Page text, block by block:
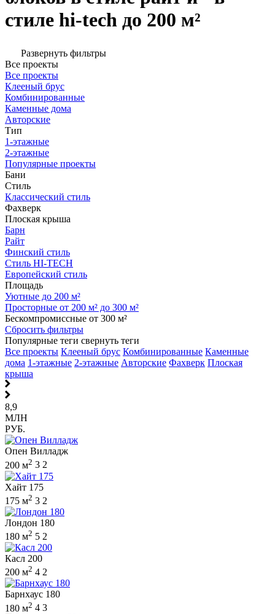
стиле hi-tech до 200 м²
Развернуть фильтры
Все проекты
Все проекты
Клееный брус
Комбинированные
Каменные дома
Авторские
Тип
1-этажные
2-этажные
Популярные проекты
Бани
Стиль
Классический стиль
Фахверк
Плоская крыша
Барн
Райт
Финский стиль
Стиль HI-TECH
Европейский стиль
Площадь
Уютные до 200 м²
Просторные от 200 м² до 300 м²
Бескомпромиссные от 300 м²
Сбросить фильтры
Популярные теги свернуть теги
Все проекты Клееный брус Комбинированные Каменные
дома 1-этажные 2-этажные Авторские Фахверк Плоская
крыша
8,9
МЛН
РУБ.
Опен Вилладж
200 м2 3 2
Хайт 175
175 м2 3 2
Лондон 180
180 м2 5 2
Касл 200
200 м2 4 2
Барнхаус 180
180 м2 4 3